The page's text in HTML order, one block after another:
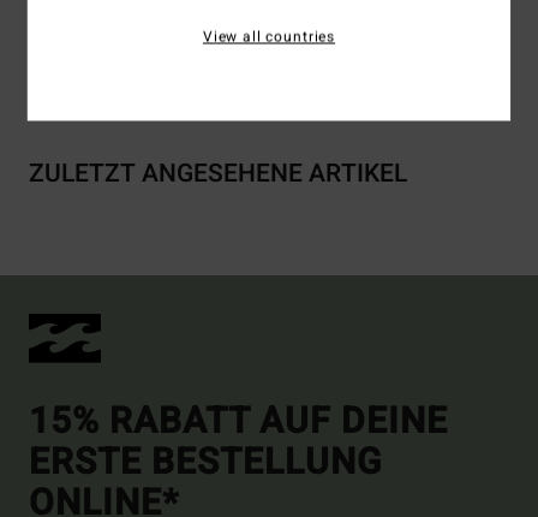
ZULETZT ANGESEHENE ARTIKEL
15% RABATT AUF DEINE
ERSTE BESTELLUNG
ONLINE*
View all countries